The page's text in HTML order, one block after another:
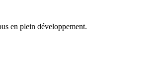
en plein développement.